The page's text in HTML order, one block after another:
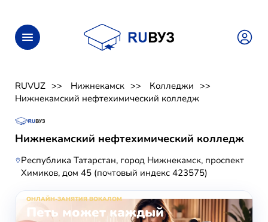
RUVUZ Нижнекамск
Колледжи
Нижнекамский нефтехимический колледж
Нижнекамский нефтехимический колледж
Республика Татарстан, город Нижнекамск, проспект
Химиков, дом 45 (почтовый индекс 423575)
ОНЛАЙН-ЗАНЯТИЯ ВОКАЛОМ
Петь может каждый